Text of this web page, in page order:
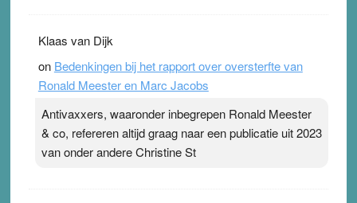
Klaas van Dijk
on Bedenkingen bij het rapport over oversterfte van
Ronald Meester en Marc Jacobs
Antivaxxers, waaronder inbegrepen Ronald Meester
& co, refereren altijd graag naar een publicatie uit 2023
van onder andere Christine St